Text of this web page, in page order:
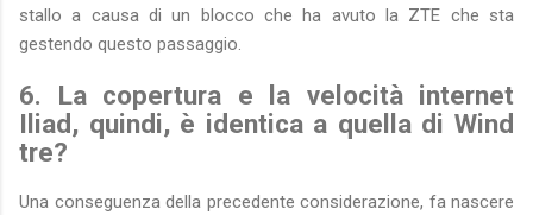
stallo a causa di un blocco che ha avuto la ZTE che sta
gestendo questo passaggio.
6. La copertura e la velocità internet
Iliad, quindi, è identica a quella di Wind
tre?
Una conseguenza della precedente considerazione, fa nascere